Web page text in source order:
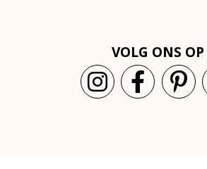
VOLG ONS OP